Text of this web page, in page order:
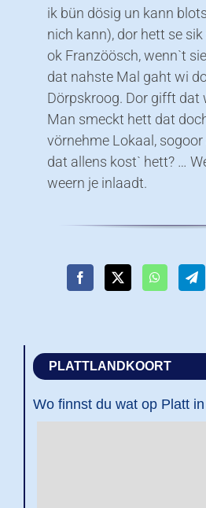
ik bün dösig un kann
nich kann), dor hett se
ok Franzöösch, wenn`t
dat nahste Mal gaht wi
Dörpskroog. Dor gifft dat
Man smeckt hett dat
vörnehme Lokaal,
dat allens kost` hett? …
weern je inlaadt.
PLATTLANDKOORT
Wo finnst du wat op Platt